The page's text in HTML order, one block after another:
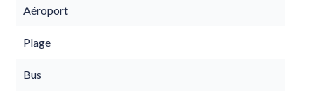
Aéroport
Plage
Bus